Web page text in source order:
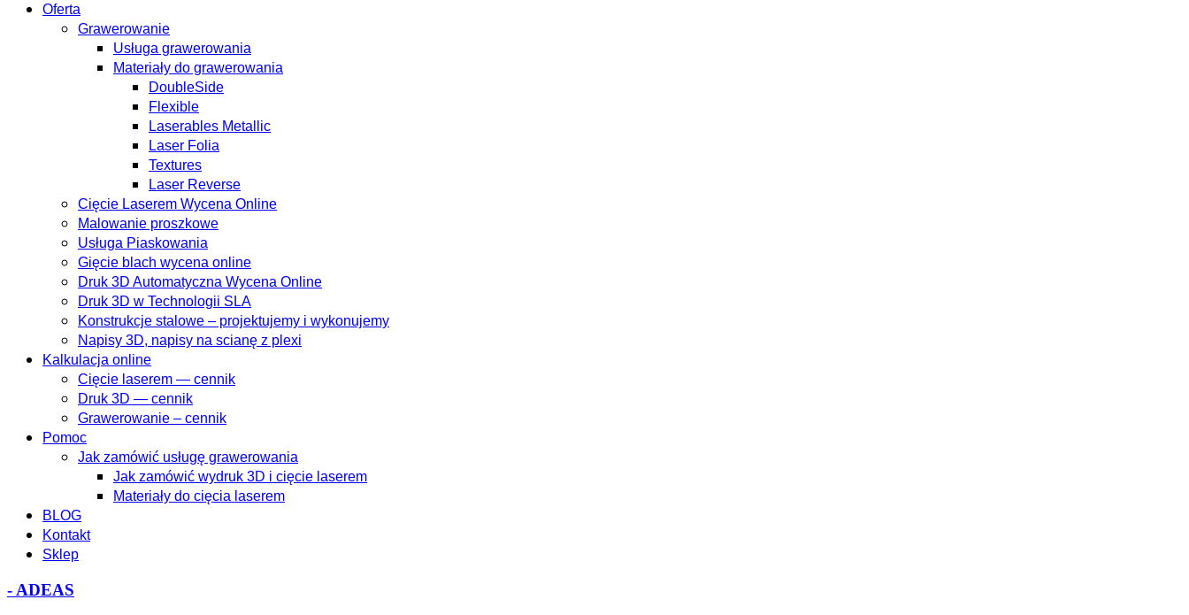
Oferta
Grawerowanie
Usługa grawerowania
Materiały do grawerowania
DoubleSide
Flexible
Laserables Metallic
Laser Folia
Textures
Laser Reverse
Cięcie Laserem Wycena Online
Malowanie proszkowe
Usługa Piaskowania
Gięcie blach wycena online
Druk 3D Automatyczna Wycena Online
Druk 3D w Technologii SLA
Konstrukcje stalowe – projektujemy i wykonujemy
Napisy 3D, napisy na scianę z plexi
Kalkulacja online
Cięcie laserem — cennik
Druk 3D — cennik
Grawerowanie – cennik
Pomoc
Jak zamówić usługę grawerowania
Jak zamówić wydruk 3D i cięcie laserem
Materiały do cięcia laserem
BLOG
Kontakt
Sklep
- ADEAS